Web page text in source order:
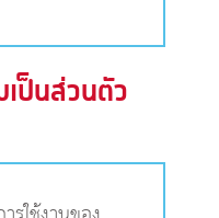
เป็นส่วนตัว